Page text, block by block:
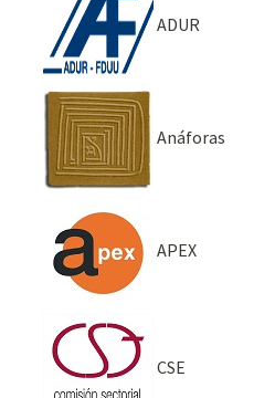
ADUR
Anáforas
APEX
CSE